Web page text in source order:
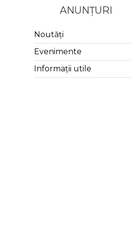
ANUNȚURI
Noutăți
Evenimente
Informații utile